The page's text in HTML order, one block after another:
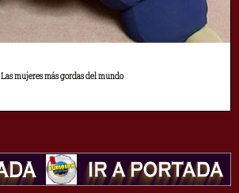
Las mujeres más gordas del mundo